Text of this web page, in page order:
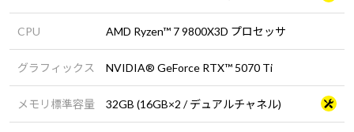
CPU AMD Ryzen™ 7 9800X3D プロセッサ
グラフィックス NVIDIA® GeForce RTX™ 5070 Ti
メモリ標準容量 32GB (16GB×2 / デュアルチャネル)